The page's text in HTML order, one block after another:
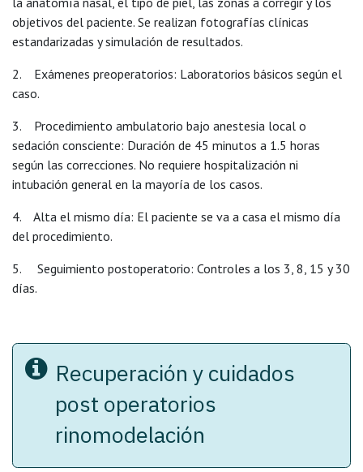
objetivos del paciente. Se realizan fotografías clínicas
estandarizadas y simulación de resultados.
2. Exámenes preoperatorios: Laboratorios básicos según el
caso.
3. Procedimiento ambulatorio bajo anestesia local o
sedación consciente: Duración de 45 minutos a 1.5 horas
según las correcciones. No requiere hospitalización ni
intubación general en la mayoría de los casos.
4. Alta el mismo día: El paciente se va a casa el mismo día
del procedimiento.
5. Seguimiento postoperatorio: Controles a los 3, 8, 15 y 30
días.
Recuperación y cuidados
post operatorios
rinomodelación